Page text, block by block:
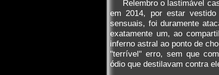
Relembro o lastimável
em 2014, por estar
sensuais, foi duramente
exatamente um, ao
inferno astral ao ponto de
"terrível" erro, sem que
ódio que destilavam contra